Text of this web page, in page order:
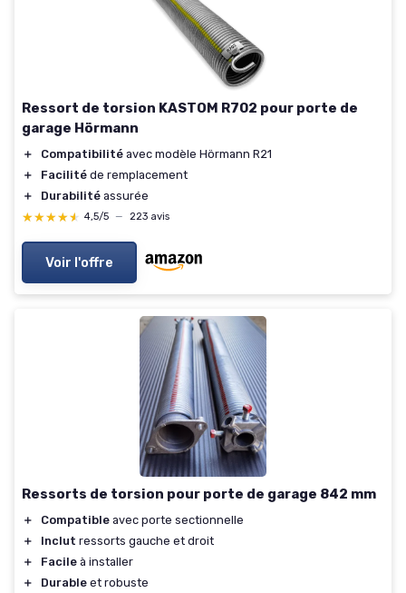
Ressort de torsion KASTOM R702 pour porte de
garage Hörmann
＋ Compatibilité avec modèle Hörmann R21
＋
Facilité de remplacement
＋
Durabilité assurée
★★★★★
★★★★★ 4,5/5 — 223 avis
Voir l'offre
Ressorts de torsion pour porte de garage 842 mm
＋ Compatible avec porte sectionnelle
＋
Inclut ressorts gauche et droit
＋
Facile à installer
＋
Durable et robuste